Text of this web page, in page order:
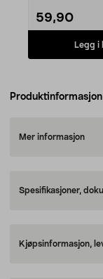
59,90
Legg i
Produktinformasjon
Mer informasjon
Spesifikasjoner,
Kjøpsinformasjon,